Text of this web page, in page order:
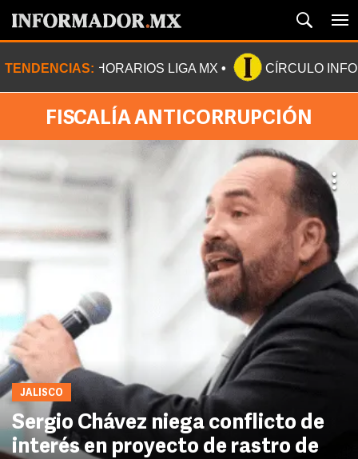
TENDENCIAS: HORARIOS LIGA MX CÍRCULO
FISCALÍA ANTICORRUPCIÓN
JALISCO
Sergio Chávez niega conflicto de
interés en proyecto de rastro de